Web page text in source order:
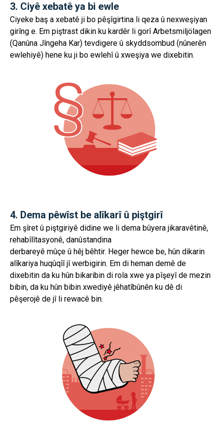
3. Ciyê xebatê ya bi ewle
Ciyeke baş a xebatê ji bo pêşîgirtina li qeza û nexweşiyan
girîng e. Em piştrast dikin ku kardêr li gorî Arbetsmiljölagen
(Qanûna Jîngeha Kar) tevdigere û skyddsombud (nûnerên
ewlehiyê) hene ku ji bo ewlehî û xweşiya we dixebitin.
4. Dema pêwîst be alîkarî û piştgirî
Em şîret û piştgiriyê didine we li dema bûyera jikaravêtinê,
rehabîlîtasyonê, danûstandina
derbareyê mûçe û hêj bêhtir. Heger hewce be, hûn dikarin
alîkariya huqûqîî jî werbigirin. Em di heman demê de
dixebitin da ku hûn bikaribin di rola xwe ya pîşeyî de mezin
bibin, da ku hûn bibin xwediyê jêhatîbûnên ku dê di
pêşerojê de jî li rewacê bin.